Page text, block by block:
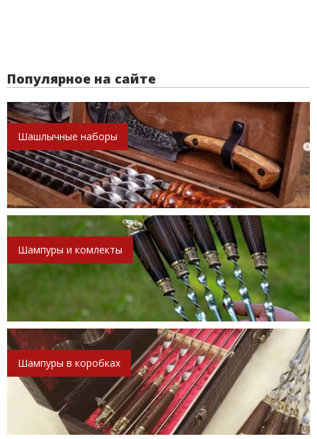
Популярное на сайте
Шашлычные наборы
Шампуры и комлекты
Шампуры в коробках